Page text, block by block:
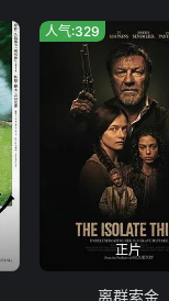
正片
人气:329
离群索金